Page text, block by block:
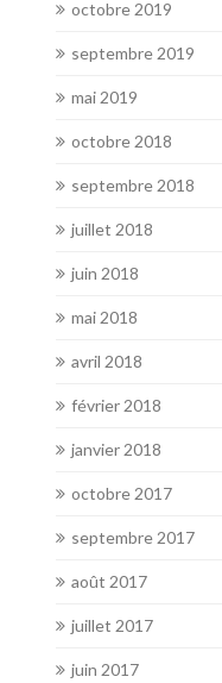
octobre 2019
septembre 2019
mai 2019
octobre 2018
septembre 2018
juillet 2018
juin 2018
mai 2018
avril 2018
février 2018
janvier 2018
octobre 2017
septembre 2017
août 2017
juillet 2017
juin 2017